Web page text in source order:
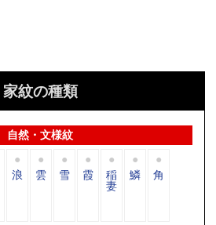
家紋の種類
自然・文様紋
浪 雲 雪 霞 稲
妻
鱗 角